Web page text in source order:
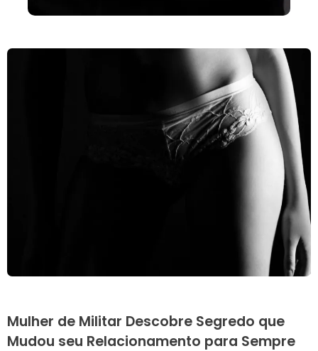
Mulher de Militar Descobre Segredo que
Mudou seu Relacionamento para Sempre